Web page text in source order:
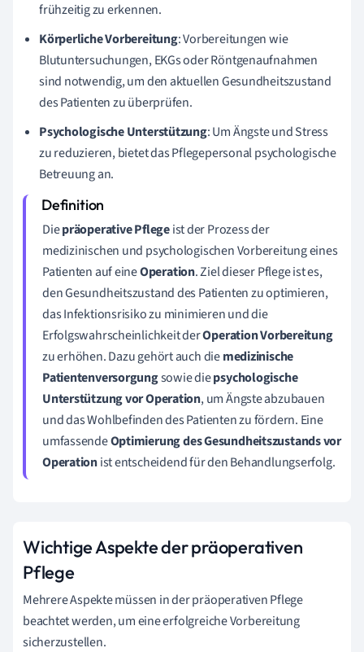
frühzeitig zu erkennen.
Körperliche Vorbereitung: Vorbereitungen wie
Blutuntersuchungen, EKGs oder Röntgenaufnahmen
sind notwendig, um den aktuellen Gesundheitszustand
des Patienten zu überprüfen.
Psychologische Unterstützung: Um Ängste und Stress
zu reduzieren, bietet das Pflegepersonal psychologische
Betreuung an.
Diepräoperative Pflegeist der Prozess der
medizinischen und psychologischen Vorbereitung eines
Patienten auf eineOperation. Ziel dieser Pflege ist es,
den Gesundheitszustand des Patienten zu optimieren,
das Infektionsrisiko zu minimieren und die
Erfolgswahrscheinlichkeit derOperation Vorbereitung
zu erhöhen. Dazu gehört auch diemedizinische
Patientenversorgungsowie diepsychologische
Unterstützung vor Operation, um Ängste abzubauen
und das Wohlbefinden des Patienten zu fördern. Eine
umfassendeOptimierung des Gesundheitszustands vor
Operationist entscheidend für den Behandlungserfolg.
Wichtige Aspekte der präoperativen
Pflege
Mehrere Aspekte müssen in der präoperativen Pflege
beachtet werden, um eine erfolgreiche Vorbereitung
sicherzustellen.